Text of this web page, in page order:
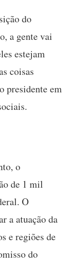
do
a gente vai
estejam
coisas
presidente em
o
de 1 mil
O
a atuação da
e regiões de
do